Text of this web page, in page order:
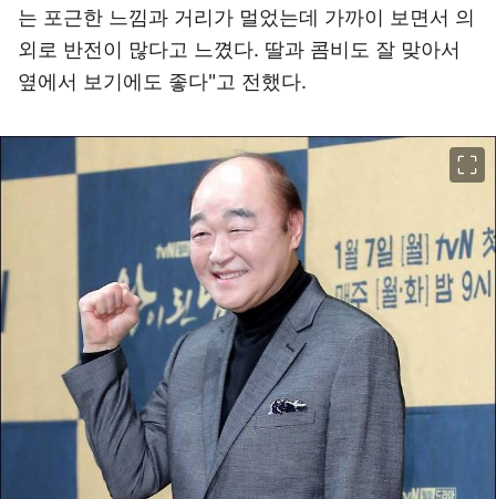
는 포근한 느낌과 거리가 멀었는데 가까이 보면서 의
외로 반전이 많다고 느꼈다. 딸과 콤비도 잘 맞아서
옆에서 보기에도 좋다"고 전했다.